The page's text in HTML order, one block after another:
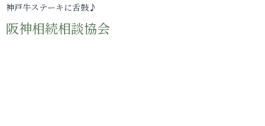
神戸牛ステーキに舌鼓♪
阪神相続相談協会